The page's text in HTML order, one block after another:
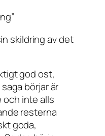
skildring av det
god ost,
börjar är
inte alls
resterna
goda,